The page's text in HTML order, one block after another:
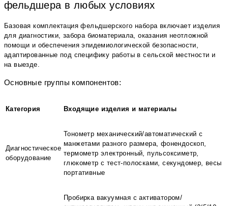
фельдшера в любых условиях
Базовая комплектация фельдшерского набора включает изделия
для диагностики, забора биоматериала, оказания неотложной
помощи и обеспечения эпидемиологической безопасности,
адаптированные под специфику работы в сельской местности и
на выезде.
Основные группы компонентов:
Категория Входящие изделия и материалы
Диагностическое
оборудование
Тонометр механический/автоматический с
манжетами разного размера, фонендоскоп,
термометр электронный, пульсоксиметр,
глюкометр с тест-полосками, секундомер, весы
портативные
Пробирка вакуумная с активатором/